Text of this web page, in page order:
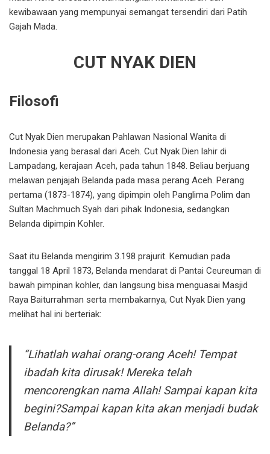
kewibawaan yang mempunyai semangat tersendiri dari Patih
Gajah Mada.
CUT NYAK DIEN
Filosofi
Cut Nyak Dien merupakan Pahlawan Nasional Wanita di
Indonesia yang berasal dari Aceh. Cut Nyak Dien lahir di
Lampadang, kerajaan Aceh, pada tahun 1848. Beliau berjuang
melawan penjajah Belanda pada masa perang Aceh. Perang
pertama (1873-1874), yang dipimpin oleh Panglima Polim dan
Sultan Machmuch Syah dari pihak Indonesia, sedangkan
Belanda dipimpin Kohler.
Saat itu Belanda mengirim 3.198 prajurit. Kemudian pada
tanggal 18 April 1873, Belanda mendarat di Pantai Ceureuman di
bawah pimpinan kohler, dan langsung bisa menguasai Masjid
Raya Baiturrahman serta membakarnya, Cut Nyak Dien yang
melihat hal ini berteriak:
“Lihatlah wahai orang-orang Aceh! Tempat
ibadah kita dirusak! Mereka telah
mencorengkan nama Allah! Sampai kapan kita
begini?Sampai kapan kita akan menjadi budak
Belanda?”